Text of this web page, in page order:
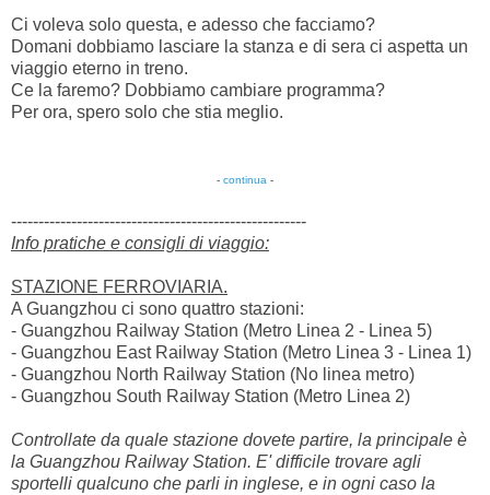
Ci voleva solo questa, e adesso che facciamo?
Domani dobbiamo lasciare la stanza e di sera ci aspetta un
viaggio eterno in treno.
Ce la faremo? Dobbiamo cambiare programma?
Per ora, spero solo che stia meglio.
- continua -
------------------------------------------------------
Info pratiche e consigli di viaggio:
STAZIONE FERROVIARIA.
A Guangzhou ci sono quattro stazioni:
- Guangzhou Railway Station (Metro Linea 2 - Linea 5)
- Guangzhou East Railway Station (Metro Linea 3 - Linea 1)
- Guangzhou North Railway Station (No linea metro)
- Guangzhou South Railway Station (Metro Linea 2)
Controllate da quale stazione dovete partire, la principale è
la Guangzhou Railway Station. E' difficile trovare agli
sportelli qualcuno che parli in inglese, e in ogni caso la